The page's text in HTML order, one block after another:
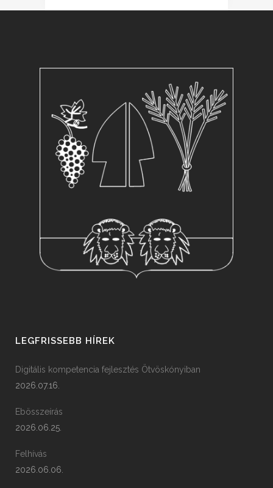
LEGFRISSEBB HÍREK
Digitális kompetencia fejlesztés Ötvöskónyiban
2026.07.16.
Ebösszeírás
2026.06.25.
Felhívás
2026.06.06.